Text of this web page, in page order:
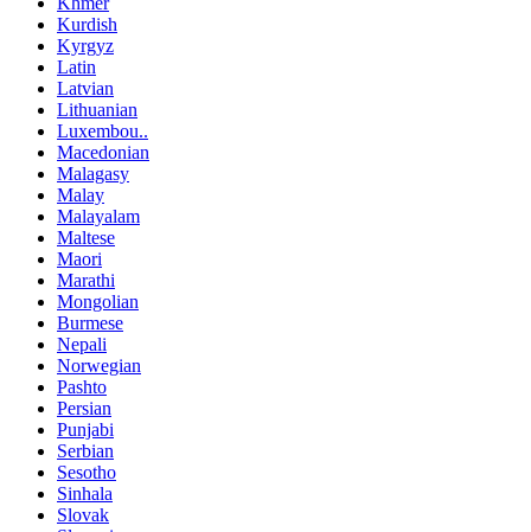
Kurdish
Kyrgyz
Latin
Latvian
Lithuanian
Luxembou..
Macedonian
Malagasy
Malay
Malayalam
Maltese
Maori
Marathi
Mongolian
Burmese
Nepali
Norwegian
Pashto
Persian
Punjabi
Serbian
Sesotho
Sinhala
Slovak